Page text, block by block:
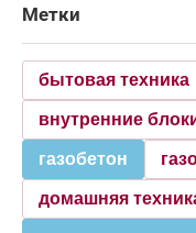
Метки
бытовая техника
внутренние
газобетон
домашняя